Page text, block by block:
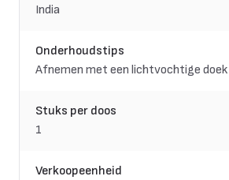
India
Onderhoudstips
Afnemen met een lichtvochtige doek
Stuks per doos
1
Verkoopeenheid